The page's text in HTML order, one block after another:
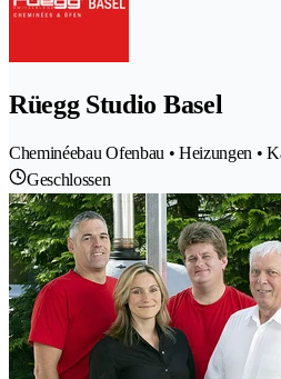
Rüegg Studio Basel
Cheminéebau Ofenbau • Heizungen •
Geschlossen